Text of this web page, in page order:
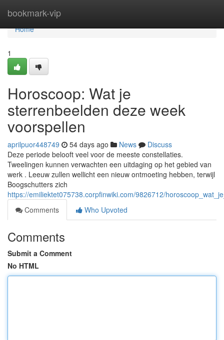
bookmark-vip
Home
Home
1
Horoscoop: Wat je
sterrenbeelden deze week
voorspellen
aprilpuor448749 54 days ago News
Discuss
Deze periode belooft veel voor de meeste constellaties.
Tweelingen kunnen verwachten een uitdaging op het gebied van
werk . Leeuw zullen wellicht een nieuw ontmoeting hebben, terwijl
Boogschutters zich
https://emiliektet075738.corpfinwiki.com/9826712/
Comments
Who Upvoted
Comments
Submit a Comment
No HTML